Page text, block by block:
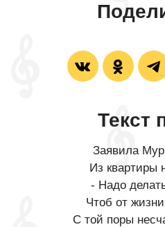
Текст
Заявила
Из квартиры
- Надо
Чтоб от
С той поры